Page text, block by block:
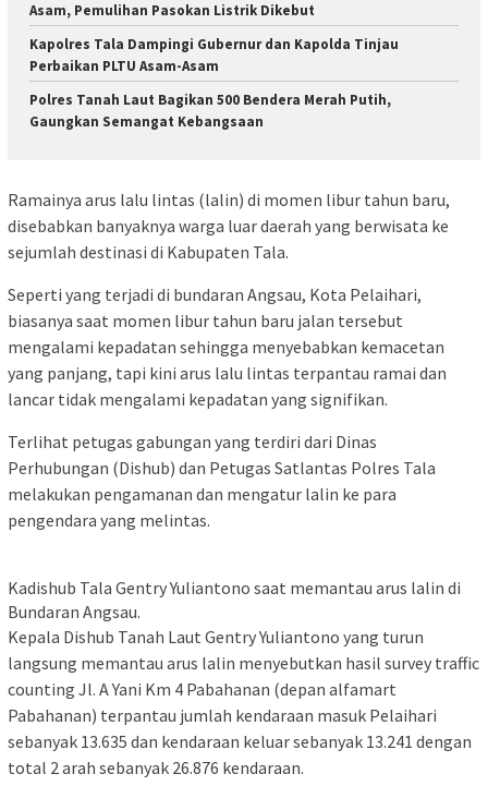
Asam, Pemulihan Pasokan Listrik Dikebut
Kapolres Tala Dampingi Gubernur dan Kapolda Tinjau
Perbaikan PLTU Asam-Asam
Polres Tanah Laut Bagikan 500 Bendera Merah Putih,
Gaungkan Semangat Kebangsaan
Ramainya arus lalu lintas (lalin) di momen libur tahun baru,
disebabkan banyaknya warga luar daerah yang berwisata ke
sejumlah destinasi di Kabupaten Tala.
Seperti yang terjadi di bundaran Angsau, Kota Pelaihari,
biasanya saat momen libur tahun baru jalan tersebut
mengalami kepadatan sehingga menyebabkan kemacetan
yang panjang, tapi kini arus lalu lintas terpantau ramai dan
lancar tidak mengalami kepadatan yang signifikan.
Terlihat petugas gabungan yang terdiri dari Dinas
Perhubungan (Dishub) dan Petugas Satlantas Polres Tala
melakukan pengamanan dan mengatur lalin ke para
pengendara yang melintas.
Kadishub Tala Gentry Yuliantono saat memantau arus lalin di
Bundaran Angsau.
Kepala Dishub Tanah Laut Gentry Yuliantono yang turun
langsung memantau arus lalin menyebutkan hasil survey traffic
counting Jl. A Yani Km 4 Pabahanan (depan alfamart
Pabahanan) terpantau jumlah kendaraan masuk Pelaihari
sebanyak 13.635 dan kendaraan keluar sebanyak 13.241 dengan
total 2 arah sebanyak 26.876 kendaraan.